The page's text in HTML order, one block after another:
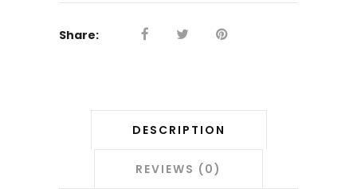
Share:
DESCRIPTION
REVIEWS (0)